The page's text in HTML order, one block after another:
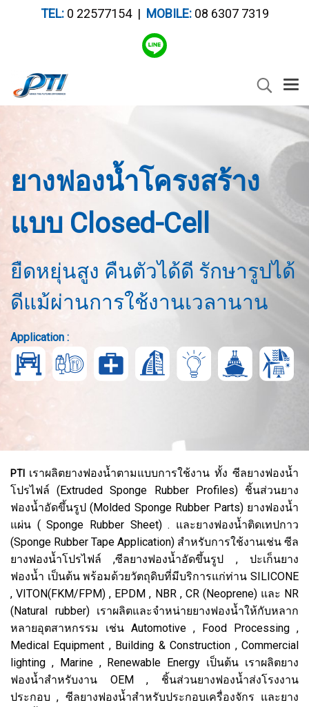
TEL:0 22577154 | MOBILE: 08 6307 7319
ยางฟองน้ำโครงสร้าง
แบบ Closed-Cell
ยืดหยุ่นสูง คืนตัวได้ดี รักษารูปได้
ดีแม้ผ่านการใช้งานเวลานาน
Application :
PTI เราผลิตยางฟองน้ำตามแบบการใช้งาน ทั้ง ซีลยางฟองน้ำ
โปรไฟล์ (Extruded Sponge Rubber Profiles) ชิ้นส่วนยาง
ฟองน้ำอัดขึ้นรูป (Molded Sponge Rubber Parts) ยางฟองน้ำ
แผ่น ( Sponge Rubber Sheet) . และยางฟองน้ำติดเทปกาว
(Sponge Rubber Tape Application) สำหรับการใช้งานเช่น ซีล
ยางฟองน้ำโปรไฟล์ ,ซีลยางฟองน้ำอัดขึ้นรูป , ปะเก็นยาง
ฟองน้ำ เป็นต้น พร้อมด้วยวัตถุดิบที่มีบริการแก่ท่าน SILICONE
, VITON(FKM/FPM) , EPDM , NBR , CR (Neoprene) และ NR
(Natural rubber) เราผลิตและจำหน่ายยางฟองน้ำให้กับหลาก
หลายอุตสาหกรรม เช่น Automotive , Food Processing ,
Medical Equipment , Building & Construction , Commercial
lighting , Marine , Renewable Energy เป็นต้น เราผลิตยาง
ฟองน้ำสำหรับงาน OEM , ชิ้นส่วนยางฟองน้ำส่งโรงงาน
ประกอบ , ซีลยางฟองน้ำสำหรับประกอบเครื่องจักร และยาง